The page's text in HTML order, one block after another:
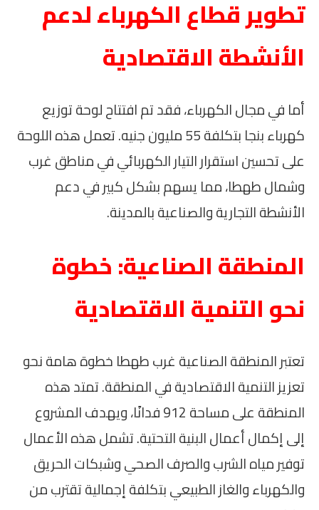
تطوير قطاع الكهرباء لدعم
الأنشطة الاقتصادية
أما في مجال الكهرباء، فقد تم افتتاح لوحة توزيع
كهرباء بنجا بتكلفة 55 مليون جنيه. تعمل هذه اللوحة
على تحسين استقرار التيار الكهربائي في مناطق غرب
وشمال طهطا، مما يسهم بشكل كبير في دعم
الأنشطة التجارية والصناعية بالمدينة.
المنطقة الصناعية: خطوة
نحو التنمية الاقتصادية
تعتبر المنطقة الصناعية غرب طهطا خطوة هامة نحو
تعزيز التنمية الاقتصادية في المنطقة. تمتد هذه
المنطقة على مساحة 912 فدانًا، ويهدف المشروع
إلى إكمال أعمال البنية التحتية. تشمل هذه الأعمال
توفير مياه الشرب والصرف الصحي وشبكات الحريق
والكهرباء والغاز الطبيعي بتكلفة إجمالية تقترب من